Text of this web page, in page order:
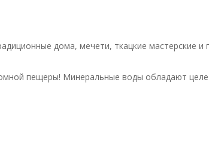
дома, мечети, ткацкие мастерские и
пещеры! Минеральные воды обладают